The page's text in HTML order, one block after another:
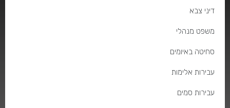
דיני צבא
משפט מנהלי
סחיטה באיומים
עבירות אלימות
עבירות סמים